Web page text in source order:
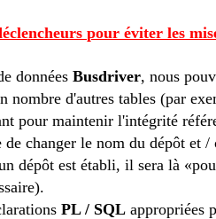
pour éviter les
données Busdriver, nous
nombre d'autres tables (par
pour maintenir l'intégrité
de changer le nom du dépôt et /
dépôt est établi, il sera là
).
PL / SQL appropriées